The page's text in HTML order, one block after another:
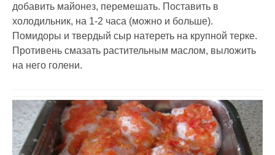
добавить майонез, перемешать. Поставить в
холодильник, на 1-2 часа (можно и больше).
Помидоры и твердый сыр натереть на крупной терке.
Противень смазать растительным маслом, выложить
на него голени.